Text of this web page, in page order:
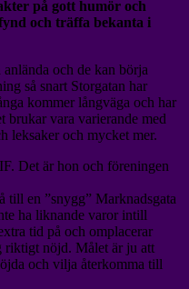
på gott humör och
och träffa bekanta i
och de kan börja
så snart Storgatan har
kommer långväga och har
brukar vara varierande med
leksaker och mycket mer.
Det är hon och föreningen
till en ”snygg” Marknadsgata
ha liknande varor intill
tid på och omplacerar
riktigt nöjd. Målet är ju att
och vilja återkomma till